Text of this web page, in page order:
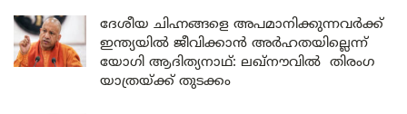
ദേശീയ ചിഹ്നങ്ങളെ അപമാനിക്കുന്നവർക്ക്
ഇന്ത്യയിൽ ജീവിക്കാൻ അർഹതയില്ലെന്ന്
യോഗി ആദിത്യനാഥ്: ലഖ്‌നൗവിൽ തിരംഗ
യാത്രയ്ക്ക് തുടക്കം